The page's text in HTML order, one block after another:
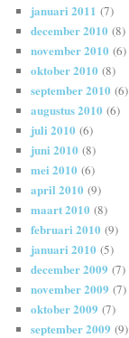
januari 2011 (7)
december 2010 (8)
november 2010 (6)
oktober 2010 (8)
september 2010 (6)
augustus 2010 (6)
juli 2010 (6)
juni 2010 (8)
mei 2010 (6)
april 2010 (9)
maart 2010 (8)
februari 2010 (9)
januari 2010 (5)
december 2009 (7)
november 2009 (7)
oktober 2009 (7)
september 2009 (9)